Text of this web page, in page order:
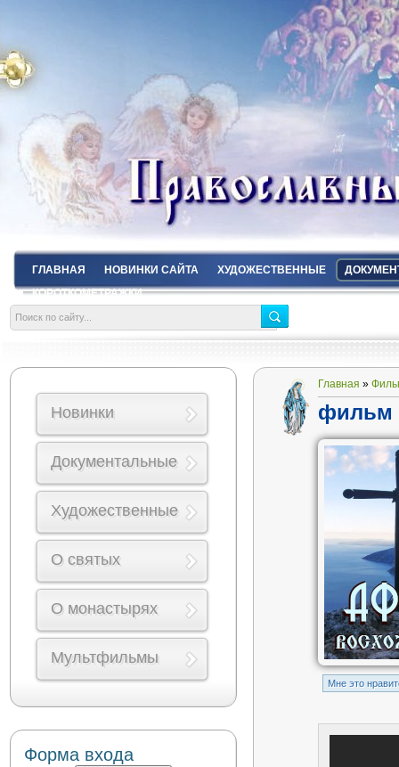
ГЛАВНАЯ НОВИНКИ САЙТА ХУДОЖЕСТВЕННЫЕ
КОРОТКОМЕТРАЖКИ
Главная »
фильм
Mне это
Новинки
Документальные
Художественные
О святых
О монастырях
Мультфильмы
Форма входа